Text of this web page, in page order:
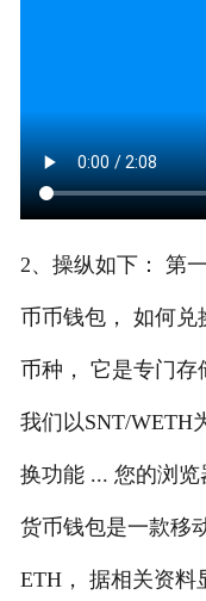
2、操纵如下： 第
币币钱包， 如何兑
币种， 它是专门存
我们以SNT/WETH
换功能 ... 您的浏
货币钱包是一款移
ETH， 据相关资料